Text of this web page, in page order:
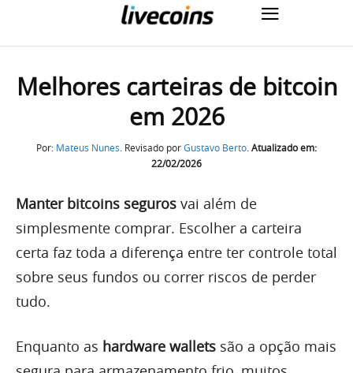
Melhores carteiras de bitcoin
em 2026
Por: Mateus Nunes . Revisado porGustavo Berto Atualizado em:
22/02/2026
Manter bitcoins seguros vai além de
simplesmente comprar. Escolher a carteira
certa faz toda a diferença entre ter controle total
sobre seus fundos ou correr riscos de perder
tudo.
Enquanto as hardware wallets são a opção mais